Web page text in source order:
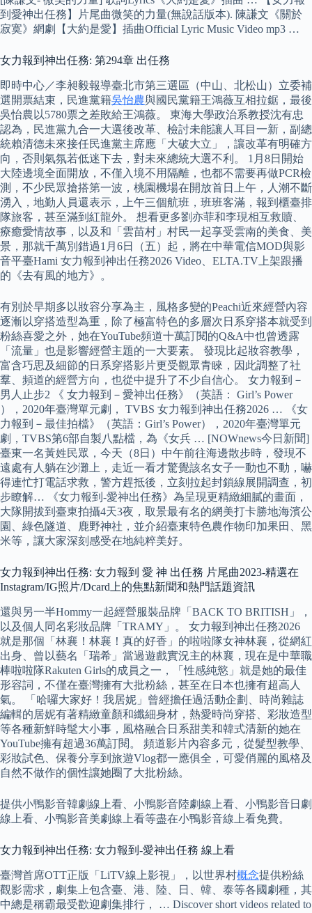
到愛神出任務】片尾曲微笑的力量(無說話版本). 陳謙文《關於
寂寞》網劇【大約是愛】插曲Official Lyric Music Video mp3 …
女力報到神出任務: 第294章 出任務
即時中心／李昶毅報導臺北市第三選區（中山、北松山）立委補
選開票結束，民進黨籍吳怡農與國民黨籍王鴻薇互相拉鋸，最後
吳怡農以5780票之差敗給王鴻薇。 東海大學政治系教授沈有忠
認為，民進黨九合一大選後改革、檢討未能讓人耳目一新，副總
統賴清德未來接任民進黨主席應「大破大立」，讓改革有明確方
向，否則氣氛若低迷下去，對未來總統大選不利。 1月8日開始
大陸邊境全面開放，不僅入境不用隔離，也都不需要再做PCR檢
測，不少民眾搶搭第一波，桃園機場在開放首日上午，人潮不斷
湧入，地勤人員還表示，上午三個航班，班班客滿，報到櫃臺排
隊旅客，甚至滿到紅龍外。 想看更多劉亦菲和李現相互救贖、
療癒愛情故事，以及和「雲苗村」村民一起享受雲南的美食、美
景，那就千萬別錯過1月6日（五）起，將在中華電信MOD與影
音平臺Hami 女力報到神出任務2026 Video、ELTA.TV上架跟播
的《去有風的地方》。
有別於早期多以妝容分享為主，風格多變的Peachi近來經營內容
逐漸以穿搭造型為重，除了極富特色的多層次日系穿搭本就受到
粉絲喜愛之外，她在YouTube頻道十萬訂閱的Q&A中也曾透露
「流量」也是影響經營主題的一大要素。 發現比起妝容教學，
富含巧思及細節的日系穿搭影片更受觀眾青睞，因此調整了社
羣、頻道的經營方向，也從中提升了不少自信心。 女力報到－
男人止步2 《 女力報到－愛神出任務》（英語： Girl’s Power
），2020年臺灣單元劇， TVBS 女力報到神出任務2026 … 《女
力報到－最佳拍檔》（英語：Girl’s Power），2020年臺灣單元
劇，TVBS第6部自製八點檔，為《女兵 … [NOWnews今日新聞]
臺東一名黃姓民眾，今天（8日）中午前往海邊散步時，發現不
遠處有人躺在沙灘上，走近一看才驚覺該名女子一動也不動，嚇
得連忙打電話求救，警方趕抵後，立刻拉起封鎖線展開調查，初
步瞭解… 《女力報到-愛神出任務》為呈現更精緻細膩的畫面，
大隊開拔到臺東拍攝4天3夜，取景最有名的網美打卡勝地海濱公
園、綠色隧道、鹿野神社，並介紹臺東特色農作物印加果田、黑
米等，讓大家深刻感受在地純粹美好。
女力報到神出任務: 女力報到 愛 神 出任務 片尾曲2023-精選在
Instagram/IG照片/Dcard上的焦點新聞和熱門話題資訊
還與另一半Hommy一起經營服裝品牌「BACK TO BRITISH」，
以及個人同名彩妝品牌「TRAMY」。 女力報到神出任務2026
就是那個「林襄！林襄！真的好香」的啦啦隊女神林襄，從網紅
出身、曾以藝名「瑞希」當過遊戲實況主的林襄，現在是中華職
棒啦啦隊Rakuten Girls的成員之一，「性感純慾」就是她的最佳
形容詞，不僅在臺灣擁有大批粉絲，甚至在日本也擁有超高人
氣。 「哈囉大家好！我居妮」曾經擔任過活動企劃、時尚雜誌
編輯的居妮有著精緻童顏和纖細身材，熱愛時尚穿搭、彩妝造型
等各種新鮮時髦大小事，風格融合日系甜美和韓式清新的她在
YouTube擁有超過36萬訂閱。 頻道影片內容多元，從髮型教學、
彩妝試色、保養分享到旅遊Vlog都一應俱全，可愛俏麗的風格及
自然不做作的個性讓她圈了大批粉絲。
提供小鴨影音韓劇線上看、小鴨影音陸劇線上看、小鴨影音日劇
線上看、小鴨影音美劇線上看等盡在小鴨影音線上看免費。
女力報到神出任務: 女力報到-愛神出任務 線上看
臺灣首席OTT正版「LiTV線上影視」，以世界村概念提供粉絲
觀影需求，劇集上包含臺、港、陸、日、韓、泰等各國劇種，其
中總是稱霸最受歡迎劇集排行， … Discover short videos related to